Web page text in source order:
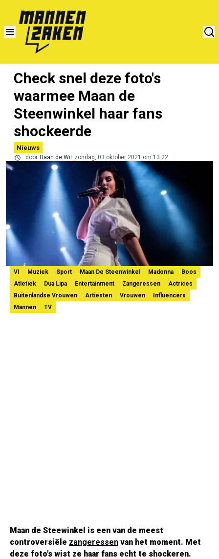
Check snel deze foto's
waarmee Maan de
Steenwinkel haar fans
shockeerde
Nieuws
door Daan de Wit zondag, 03 oktober 2021 om 13:22
VI Muziek Sport Maan De Steenwinkel Madonna
Boos
Atletiek
Dua Lipa Entertainment Zangeressen
Actrices
Buitenlandse Vrouwen
Artiesten Vrouwen
Influencers
Mannen
TV
Maan de Steewinkel is een van de meest
controversiële zangeressen van het moment. Met
deze foto's wist ze haar fans echt te shockeren.